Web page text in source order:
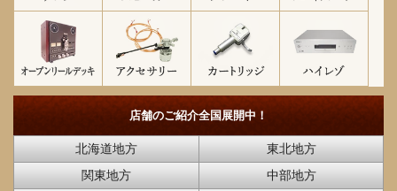
店舗のご紹介全国展開中！
北海道地方
東北地方
関東地方
中部地方